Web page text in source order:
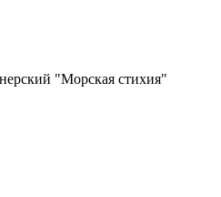
"Морская стихия"